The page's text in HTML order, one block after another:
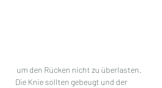
Die Knie sollten gebeugt und der